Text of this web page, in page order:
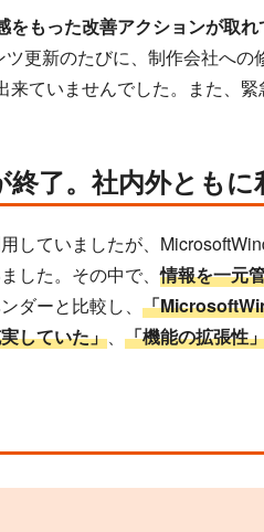
もった改善アクションが取れ
更新のたびに、制作会社へ
ていませんでした。また、
了。社内外とも
していましたが、
した。その中で、情報を一元
ダーと比較し、 「
していた」、 「機能の拡張性